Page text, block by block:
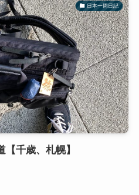
日本一周日記
【千歳、札幌】